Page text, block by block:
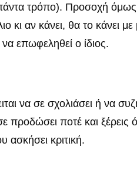
τρόπο). Προσοχή
κι αν κάνει, θα το
επωφεληθεί ο ίδιος.
να σε σχολιάσει ή να
ποτέ και ξέρεις
ασκήσει κριτική.